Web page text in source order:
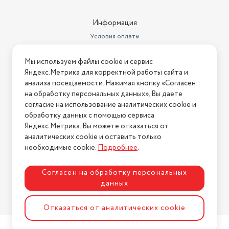
Информация
Условия оплаты
Условия возврата
Нашли ошибку на сайте? Напишите нам
2026 © Интернет-магазин "АстМаркет". У нас есть всё!
Политика конфиденциальности
Разработка сайтаASTDESIGN
Мы используем файлы cookie и сервис
Яндекс.Метрика для корректной работы сайта и
анализа посещаемости. Нажимая кнопку «Согласен
на обработку персональных данных», Вы даете
согласие на использование аналитических cookie и
обработку данных с помощью сервиса
Яндекс.Метрика. Вы можете отказаться от
аналитических cookie и оставить только
необходимые cookie.Подробнее.
Согласен на обработку персональных
данных
Отказаться от аналитических cookie